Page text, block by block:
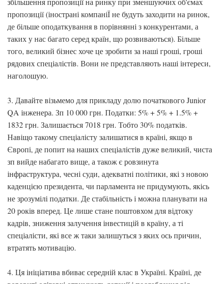
пропозиції (інострані компаніЇ не будуть заходити на ринок,
де більше оподаткування в порівнянні з конкурентами, а
таких у нас багато серед країн, що розвиваються). Більше
того, великий бізнес хоче це зробити за наші гроші, гроші
рядових спеціалістів. Вони не представляють наші інтереси,
наголошую.
3. Давайте візьмемо для прикладу долю початкового Junior
QA інженера. Зп 10 000 грн. Податки: 5% + 5% + 1.5% +
1832 грн. Залишається 7018 грн. Тобто 30% податків.
Навіщо такому спеціалісту залишатися в країні, якщо в
Європі, де попит на наших спеціалістів дуже великий, чиста
зп вийде набагато вище, а також є ровзинута
інфраструктура, чесні суди, адекватні політики, які з новою
каденцією президента, чи парламента не придумують, якісь
не зрозумілі податки. Де стабільність і можна планувати на
20 років вперед. Це лише стане поштовхом для відтоку
кадрів, зниження залучення інвестицій в країну, а ті
спеціалісти, які все ж таки залишуться з яких ось причин,
втратять мотивацію.
4. Ця ініціатива вбиває середній клас в Україні. Країні, де